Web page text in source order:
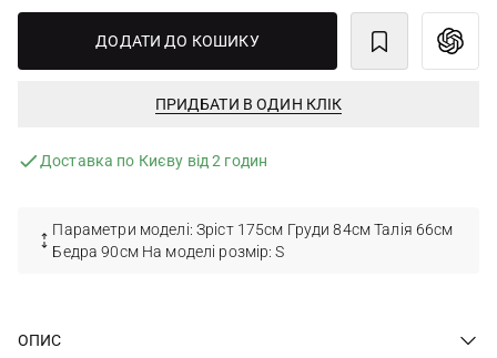
ДОДАТИ ДО КОШИКУ
ПРИДБАТИ В ОДИН КЛІК
Доставка по Києву від 2 годин
Параметри моделі: Зріст 175см Груди 84см Талія 66см
Бедра 90см На моделі розмір: S
ОПИС